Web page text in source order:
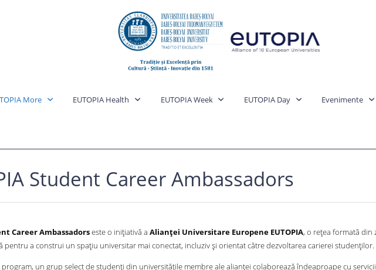
More EUTOPIA Health EUTOPIA Week EUTOPIA Day Evenimente
Student Career Ambassadors
Career Ambassadorseste o inițiativă aAlianței Universitare Europene EUTOPIA, o rețea formată din
pentru a construi un spațiu universitar mai conectat, incluziv și orientat către dezvoltarea carierei studenților.
un grup select de studenți din universitățile membre ale alianței colaborează îndeaproape cu